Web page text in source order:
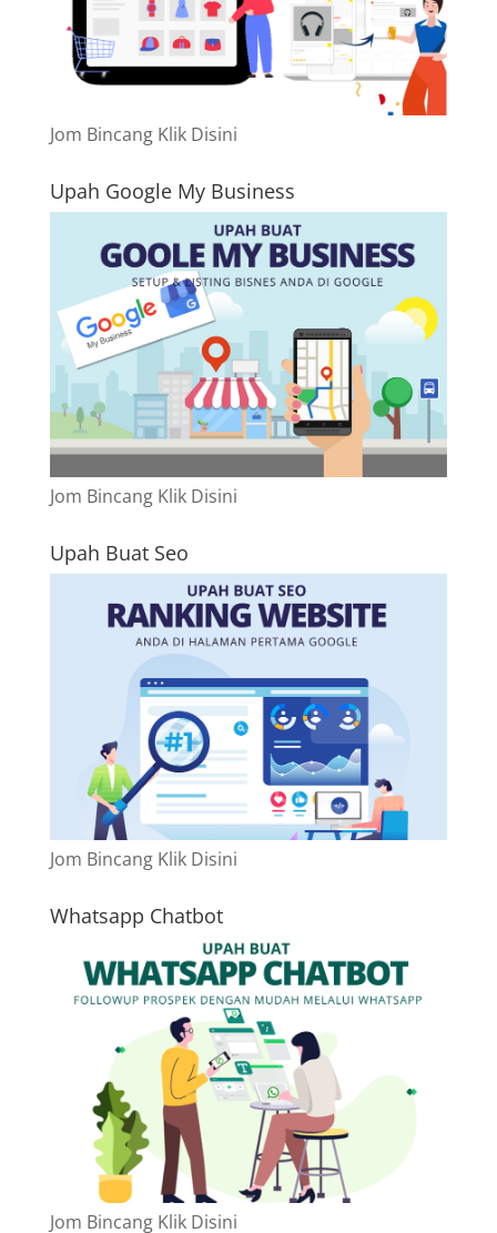
Jom Bincang Klik Disini
Upah Google My Business
Jom Bincang Klik Disini
Upah Buat Seo
Jom Bincang Klik Disini
Whatsapp Chatbot
Jom Bincang Klik Disini